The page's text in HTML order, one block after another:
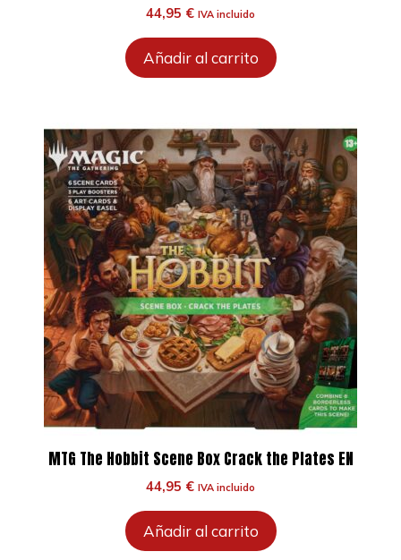
44,95 € IVA incluido
Añadir al carrito
MTG The Hobbit Scene Box Crack the Plates EN
44,95 € IVA incluido
Añadir al carrito